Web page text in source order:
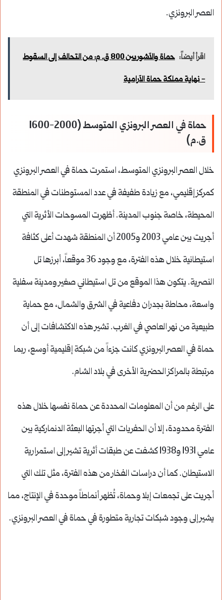
العصر البرونزي.
اقرأ أيضاً:
حماة والآشوريين 800 ق. م: من التحالف إلى السقوط
- نهاية مملكة حماة الآرامية
حماة في العصر البرونزي المتوسط (2000-1600
ق.م)
خلال العصر البرونزي المتوسط، استمرت حماة في العصر البرونزي
كمركز إقليمي، مع زيادة طفيفة في عدد المستوطنات في المنطقة
المحيطة، خاصة جنوب المدينة. أظهرت المسوحات الأثرية التي
أجريت بين عامي 2003 و2005 أن المنطقة شهدت أعلى كثافة
استيطانية خلال هذه الفترة، مع وجود 36 موقعاً، أبرزها تل
النصرية. يتكون هذا الموقع من تل استيطاني صغير ومدينة سفلية
واسعة، محاطة بجدران دفاعية في الشرق والشمال، مع حماية
طبيعية من نهر العاصي في الغرب. تشير هذه الاكتشافات إلى أن
حماة في العصر البرونزي كانت جزءاً من شبكة إقليمية أوسع، ربما
مرتبطة بالمراكز الحضرية الأخرى في بلاد الشام.
على الرغم من أن المعلومات المحددة عن حماة نفسها خلال هذه
الفترة محدودة، إلا أن الحفريات التي أجرتها البعثة الدنماركية بين
عامي 1931 و1938 كشفت عن طبقات أثرية تشير إلى استمرارية
الاستيطان. كما أن دراسات الفخار من هذه الفترة، مثل تلك التي
أجريت على تجمعات إبلا وحماة، تُظهر أنماطاً موحدة في الإنتاج، مما
يشير إلى وجود شبكات تجارية متطورة في حماة في العصر البرونزي.